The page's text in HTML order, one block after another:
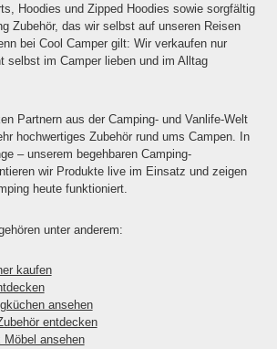
Hoodies und Zipped Hoodies sowie sorgfältig
Zubehör, das wir selbst auf unseren Reisen
bei Cool Camper gilt: Wir verkaufen nur
selbst im Camper lieben und im Alltag
Partnern aus der Camping- und Vanlife-Welt
hochwertiges Zubehör rund ums Campen. In
– unserem begehbaren Camping-
wir Produkte live im Einsatz und zeigen
heute funktioniert.
unter anderem:
kaufen
ansehen
entdecken
Möbel ansehen